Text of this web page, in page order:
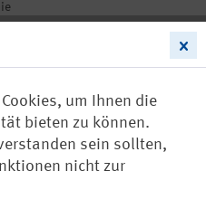
um Ihnen die
bieten zu können.
sein sollten,
nicht zur